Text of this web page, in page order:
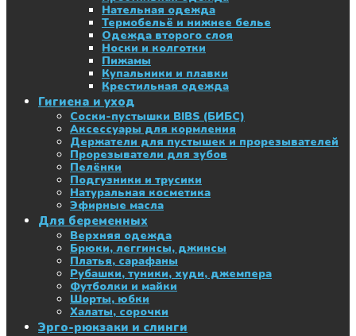
Нательная одежда
Термобельё и нижнее белье
Одежда второго слоя
Носки и колготки
Пижамы
Купальники и плавки
Крестильная одежда
Гигиена и уход
Соски-пустышки BIBS (БИБС)
Аксессуары для кормления
Держатели для пустышек и прорезывателей
Прорезыватели для зубов
Пелёнки
Подгузники и трусики
Натуральная косметика
Эфирные масла
Для беременных
Верхняя одежда
Брюки, леггинсы, джинсы
Платья, сарафаны
Рубашки, туники, худи, джемпера
Футболки и майки
Шорты, юбки
Халаты, сорочки
Эрго-рюкзаки и слинги